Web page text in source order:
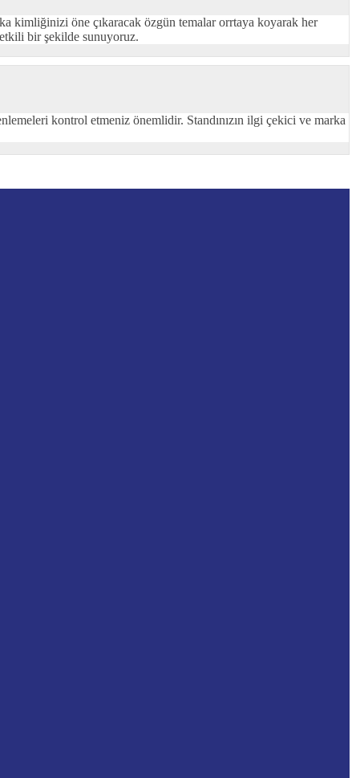
kimliğinizi öne çıkaracak özgün temalar orrtaya koyarak her
bir şekilde sunuyoruz.
kontrol etmeniz önemlidir. Standınızın ilgi çekici ve marka